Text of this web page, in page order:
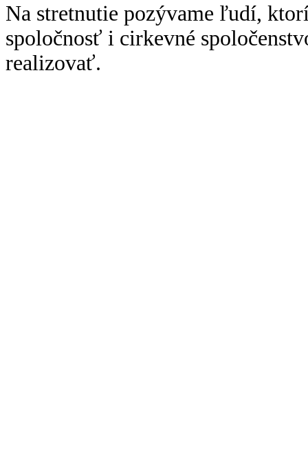
Na stretnutie pozývame ľudí,
spoločnosť i cirkevné
realizovať.